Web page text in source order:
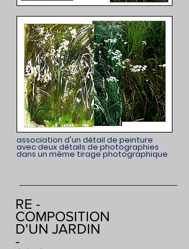
association d'un détail de peinture
avec deux détails de photographies
dans un même tirage photographique
RE -
COMPOSITION
D'UN JARDIN
-